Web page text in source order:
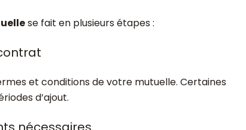
se fait en plusieurs étapes :
et conditions de votre mutuelle. Certaines
d’ajout.